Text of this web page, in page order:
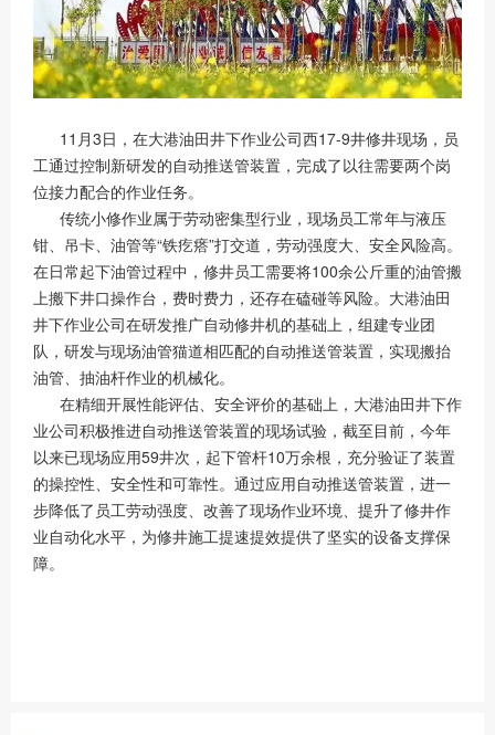
11月3日，在大港油田井下作业公司西17-9井修井现场，员
工通过控制新研发的自动推送管装置，完成了以往需要两个岗
位接力配合的作业任务。
传统小修作业属于劳动密集型行业，现场员工常年与液压
钳、吊卡、油管等“铁疙瘩”打交道，劳动强度大、安全风险高。
在日常起下油管过程中，修井员工需要将100余公斤重的油管搬
上搬下井口操作台，费时费力，还存在磕碰等风险。大港油田
井下作业公司在研发推广自动修井机的基础上，组建专业团
队，研发与现场油管猫道相匹配的自动推送管装置，实现搬抬
油管、抽油杆作业的机械化。
在精细开展性能评估、安全评价的基础上，大港油田井下作
业公司积极推进自动推送管装置的现场试验，截至目前，今年
以来已现场应用59井次，起下管杆10万余根，充分验证了装置
的操控性、安全性和可靠性。通过应用自动推送管装置，进一
步降低了员工劳动强度、改善了现场作业环境、提升了修井作
业自动化水平，为修井施工提速提效提供了坚实的设备支撑保
障。